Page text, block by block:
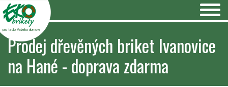
pro teplo Vašeho domova
Prodej dřevěných briket Ivanovice
na Hané - doprava zdarma